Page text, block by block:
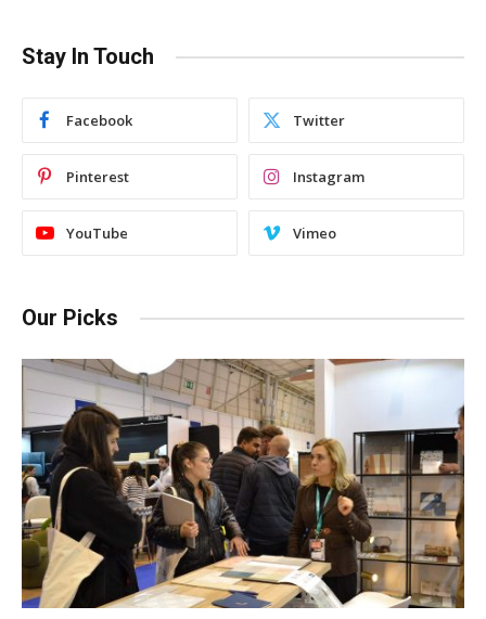
Stay In Touch
Facebook Twitter
Pinterest Instagram
YouTube Vimeo
Our Picks